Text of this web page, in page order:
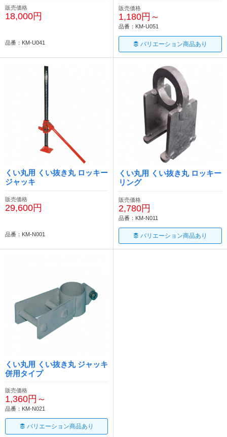
販売価格
18,000円
品番：KM-U041
販売価格
1,180円～
品番：KM-U051
バリエーション商品あり
くい丸用 くい抜き丸 ロッキー
ジャッキ
販売価格
29,600円
品番：KM-N001
くい丸用 くい抜き丸 ロッキー
リング
販売価格
2,780円
品番：KM-N011
バリエーション商品あり
くい丸用 くい抜き丸 ジャッキ
併用タイプ
販売価格
1,360円～
品番：KM-N021
バリエーション商品あり